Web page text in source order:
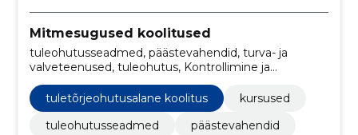
Mitmesugused koolitused
tuleohutusseadmed, päästevahendid, turva- ja
valveteenused, tuleohutus, Kontrollimine ja
hooldamine, Tuletõrjeohutusalane koolitus, kursused
tuletõrjeohutusalane koolitus
kursused
tuleohutusseadmed
päästevahendid